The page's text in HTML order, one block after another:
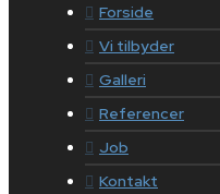
Forside
Vi tilbyder
Galleri
Referencer
Job
Kontakt